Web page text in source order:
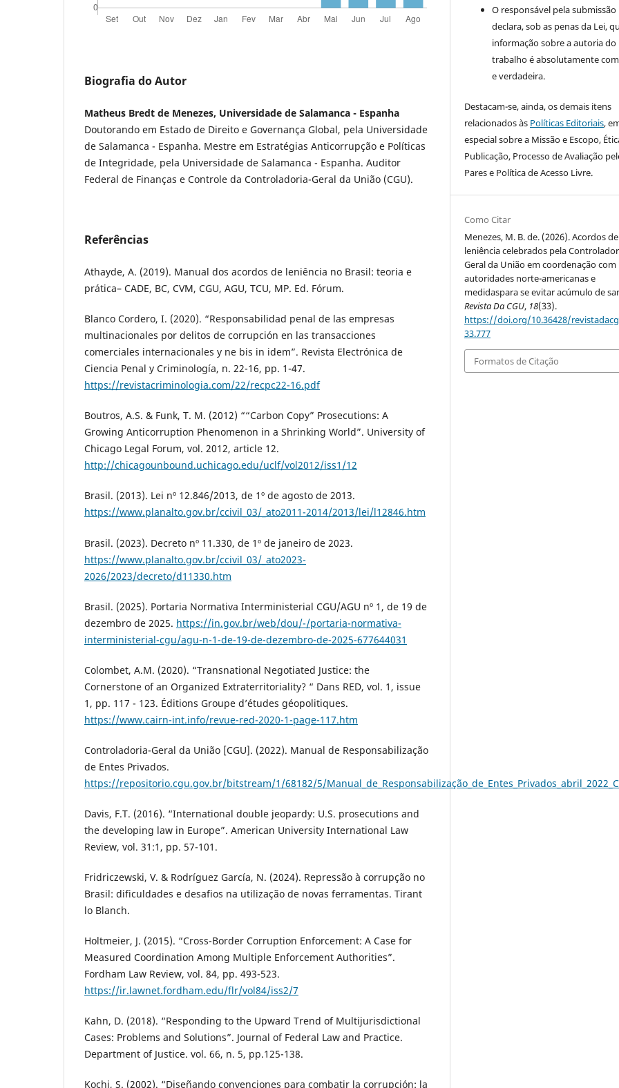
Biografia do Autor
Matheus Bredt de Menezes, Universidade de Salamanca - Espanha
Doutorando em Estado de Direito e Governança Global, pela Universidade
de Salamanca - Espanha. Mestre em Estratégias Anticorrupção e Políticas
de Integridade, pela Universidade de Salamanca - Espanha. Auditor
Federal de Finanças e Controle da Controladoria-Geral da União (CGU).
Referências
Athayde, A. (2019). Manual dos acordos de leniência no Brasil: teoria e
prática– CADE, BC, CVM, CGU, AGU, TCU, MP. Ed. Fórum.
Blanco Cordero, I. (2020). “Responsabilidad penal de las empresas
multinacionales por delitos de corrupción en las transacciones
comerciales internacionales y ne bis in idem”. Revista Electrónica de
Ciencia Penal y Criminología, n. 22-16, pp. 1-47.
https://revistacriminologia.com/22/recpc22-16.pdf
Boutros, A.S. & Funk, T. M. (2012) ““Carbon Copy” Prosecutions: A
Growing Anticorruption Phenomenon in a Shrinking World”. University of
Chicago Legal Forum, vol. 2012, article 12.
http://chicagounbound.uchicago.edu/uclf/vol2012/iss1/12
Brasil. (2013). Lei nº 12.846/2013, de 1º de agosto de 2013.
https://www.planalto.gov.br/ccivil_03/_ato2011-2014/2013/lei/l12846.htm
Brasil. (2023). Decreto nº 11.330, de 1º de janeiro de 2023.
https://www.planalto.gov.br/ccivil_03/_ato2023-
2026/2023/decreto/d11330.htm
Brasil. (2025). Portaria Normativa Interministerial CGU/AGU nº 1, de 19 de
dezembro de 2025. https://in.gov.br/web/dou/-/portaria-normativa-
interministerial-cgu/agu-n-1-de-19-de-dezembro-de-2025-677644031
Colombet, A.M. (2020). “Transnational Negotiated Justice: the
Cornerstone of an Organized Extraterritoriality? “ Dans RED, vol. 1, issue
1, pp. 117 - 123. Éditions Groupe d’études géopolitiques.
https://www.cairn-int.info/revue-red-2020-1-page-117.htm
Controladoria-Geral da União [CGU]. (2022). Manual de Responsabilização
de Entes Privados.
https://repositorio.cgu.gov.br/bitstream/1/68182/5/
Davis, F.T. (2016). “International double jeopardy: U.S. prosecutions and
the developing law in Europe”. American University International Law
Review, vol. 31:1, pp. 57-101.
Fridriczewski, V. & Rodríguez García, N. (2024). Repressão à corrupção no
Brasil: dificuldades e desafios na utilização de novas ferramentas. Tirant
lo Blanch.
Holtmeier, J. (2015). “Cross-Border Corruption Enforcement: A Case for
Measured Coordination Among Multiple Enforcement Authorities”.
Fordham Law Review, vol. 84, pp. 493-523.
https://ir.lawnet.fordham.edu/flr/vol84/iss2/7
Kahn, D. (2018). “Responding to the Upward Trend of Multijurisdictional
Cases: Problems and Solutions”. Journal of Federal Law and Practice.
Department of Justice. vol. 66, n. 5, pp.125-138.
Kochi, S. (2002). “Diseñando convenciones para combatir la corrupción: la
O responsável pela submissão
declara, sob as penas da Lei,
informação sobre a autoria do
trabalho é absolutamente
e verdadeira.
Destacam-se, ainda, os demais itens
relacionados às Políticas Editoriais,
especial sobre a Missão e Escopo,
Publicação, Processo de Avaliação
Pares e Política de Acesso Livre.
Como Citar
Menezes, M. B. de. (2026). Acordos de
leniência celebrados pela
Geral da União em coordenação com
autoridades norte-americanas e
medidaspara se evitar acúmulo de
Revista Da CGU, 18(33).
https://doi.org/10.36428/
33.777
Formatos de Citação